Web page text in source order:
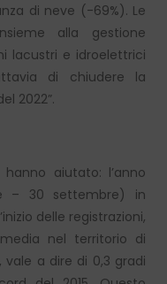
di neve (-69%). Le
alla gestione
lacustri e idroelettrici
di chiudere la
2022”.
aiutato: l’anno
– 30 settembre) in
delle registrazioni,
nel territorio di
vale a dire di 0,3 gradi